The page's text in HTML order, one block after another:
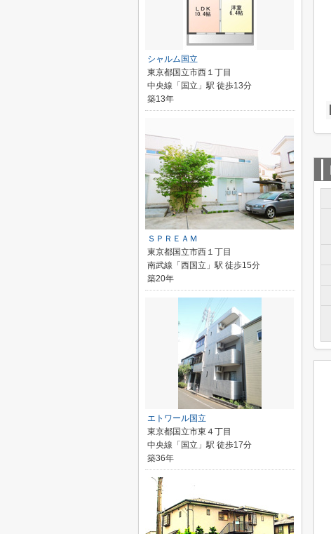
シャルム国立
東京都国立市西１丁目
中央線「国立」駅 徒歩13分
築13年
ＳＰＲＥＡＭ
東京都国立市西１丁目
南武線「西国立」駅 徒歩15分
築20年
エトワール国立
東京都国立市東４丁目
中央線「国立」駅 徒歩17分
築36年